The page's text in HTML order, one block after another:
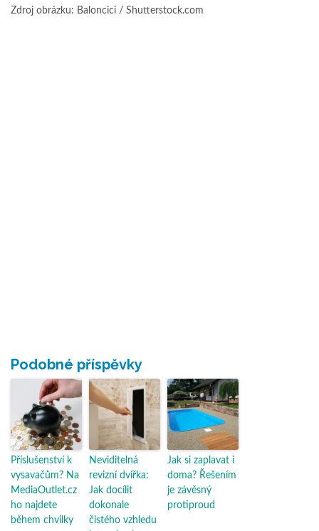
Zdroj obrázku: Baloncici / Shutterstock.com
Podobné příspěvky
Příslušenství k
vysavačům? Na
MediaOutlet.cz
ho najdete
během chvilky
Neviditelná
revizní dvířka:
Jak docílit
dokonale
čistého vzhledu
Jak si zaplavat i
doma? Řešením
je závěsný
protiproud